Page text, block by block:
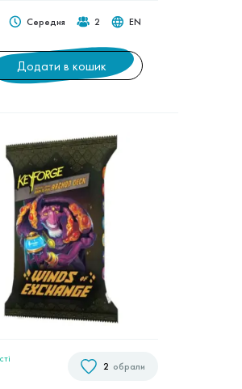
Середня 2 EN
Додати в кошик
обрали
2